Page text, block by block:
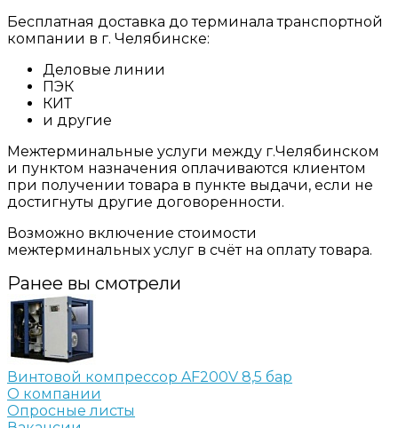
Бесплатная доставка до терминала транспортной
компании в г. Челябинске:
Деловые линии
ПЭК
КИТ
и другие
Межтерминальные услуги между г.Челябинском
и пунктом назначения оплачиваются клиентом
при получении товара в пункте выдачи, если не
достигнуты другие договоренности.
Возможно включение стоимости
межтерминальных услуг в счёт на оплату товара.
Ранее вы смотрели
Винтовой компрессор AF200V 8,5 бар
О компании
Опросные листы